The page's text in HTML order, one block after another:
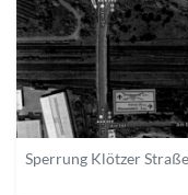
Sperrung Klötzer Straße